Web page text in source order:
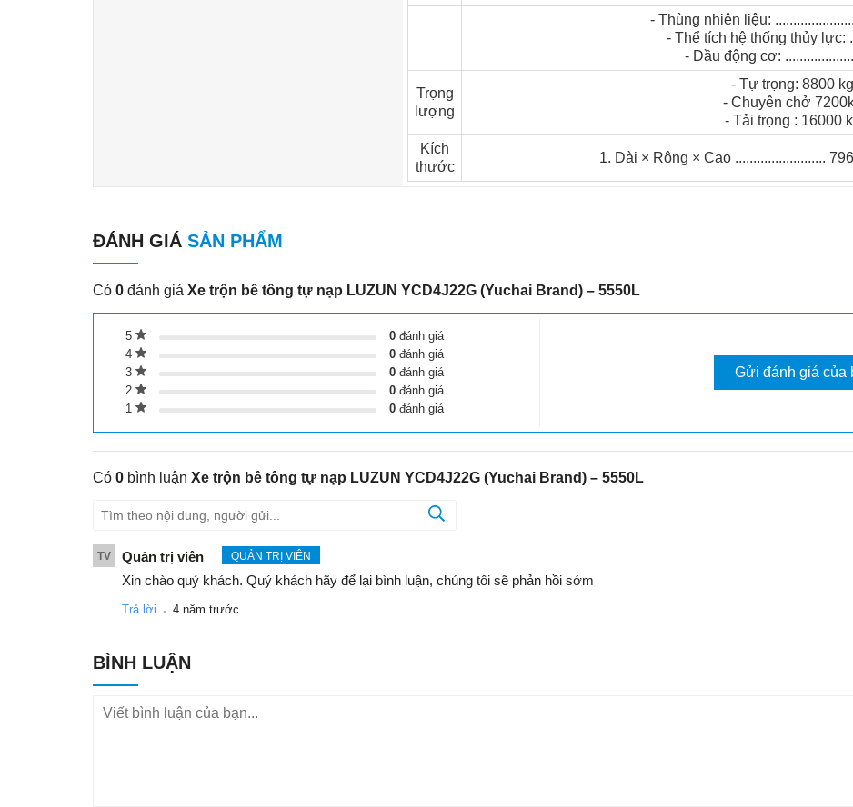
- Thùng nhiên liệu:
- Thể tích hệ thống thủy lực:
- Dầu động cơ:
Trọng
lượng
- Tự trọng: 8800 kg
- Chuyên chở
- Tải trọng : 16000
Kích
thước
1. Dài × Rộng × Cao .........................
ĐÁNH GIÁ SẢN PHẨM
Có 0 đánh giá Xe trộn bê tông tự nạp LUZUN YCD4J22G (Yuchai Brand) – 5550L
5 0 đánh giá
4
0 đánh giá
3
0 đánh giá
2
0 đánh giá
1
0 đánh giá
Gửi đánh giá của
Có 0 bình luận Xe trộn bê tông tự nạp LUZUN YCD4J22G (Yuchai Brand) – 5550L
TV Quản trị viên QUẢN TRỊ VIÊN
Xin chào quý khách. Quý khách hãy để lại bình luận, chúng tôi sẽ phản hồi sớm
Trả lời . 4 năm trước
BÌNH LUẬN